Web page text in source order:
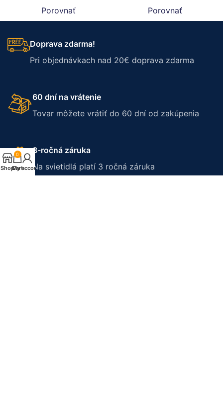
Porovnať
Porovnať
Doprava zdarma!
Pri objednávkach nad 20€ doprava zdarma
60 dní na vrátenie
Tovar môžete vrátiť do 60 dní od zakúpenia
3-ročná záruka
Na svietidlá platí 3 ročná záruka
Shop
0
Cart
My account